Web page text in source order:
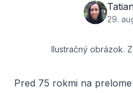
29.
Ilustračný obrázok.
Pred 75 rokmi na